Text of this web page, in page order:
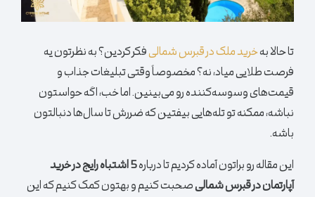
تا حالا بهخرید ملک در قبرس شمالیفکر کردین؟ به نظرتون یه
فرصت طلایی میاد، نه؟ مخصوصاً وقتی تبلیغات جذاب و
قیمت‌های وسوسه‌کننده رو می‌بینین. اما خب، اگه حواستون
نباشه، ممکنه تو تله‌هایی بیفتین که ضررش تا سال‌ها دنبالتون
باشه.
این مقاله رو براتون آماده کردیم تا درباره 5 اشتباه رایج در خرید
آپارتمان در قبرس شمالیصحبت کنیم و بهتون کمک کنیم که این